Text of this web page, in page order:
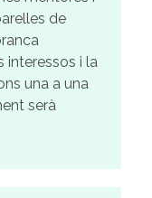
de
interessos i la
una a una
serà